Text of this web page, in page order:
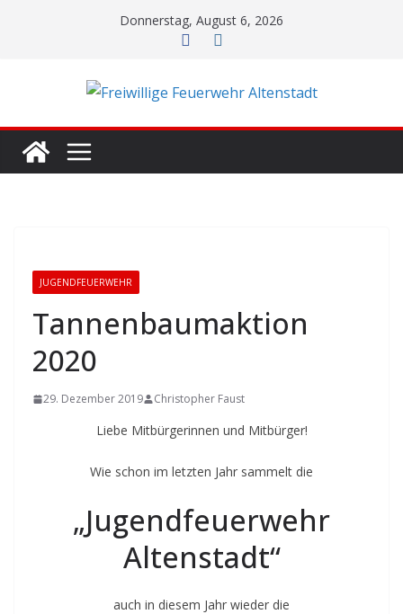
Donnerstag, August 6, 2026
JUGENDFEUERWEHR
Tannenbaumaktion
2020
29. Dezember 2019 Christopher Faust
Liebe Mitbürgerinnen und Mitbürger!
Wie schon im letzten Jahr sammelt die
„Jugendfeuerwehr
Altenstadt“
auch in diesem Jahr wieder die